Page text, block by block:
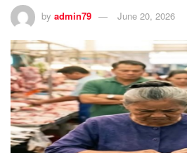
by admin79 June 20, 2026